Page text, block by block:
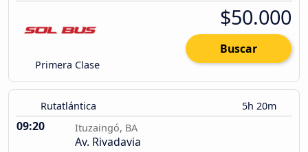
Primera Clase
$50.000
Buscar
Rutatlántica 5h 20m
09:20 Ituzaingó, BA
Av. Rivadavia